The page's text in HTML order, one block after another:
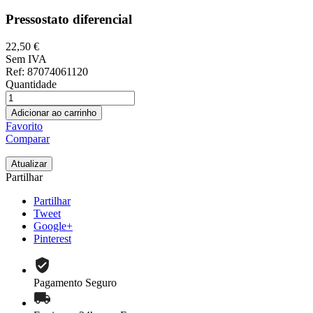
Pressostato diferencial
22,50 €
Sem IVA
Ref: 87074061120
Quantidade
Adicionar ao carrinho
Favorito
Comparar
Partilhar
Partilhar
Tweet
Google+
Pinterest
Pagamento Seguro